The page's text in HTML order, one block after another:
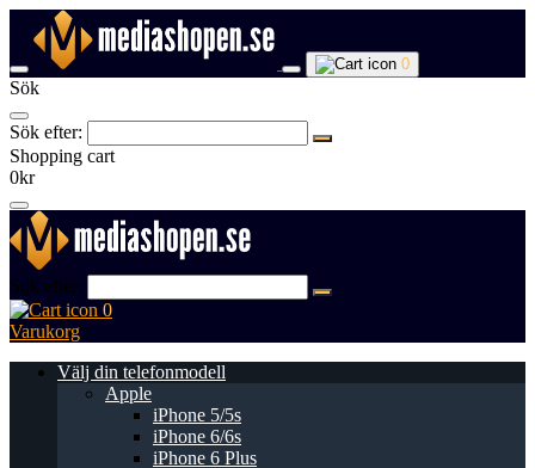
0
Sök
Sök efter:
Shopping cart
0kr
Sök efter:
0
Varukorg
Välj din telefonmodell
Apple
iPhone 5/5s
iPhone 6/6s
iPhone 6 Plus